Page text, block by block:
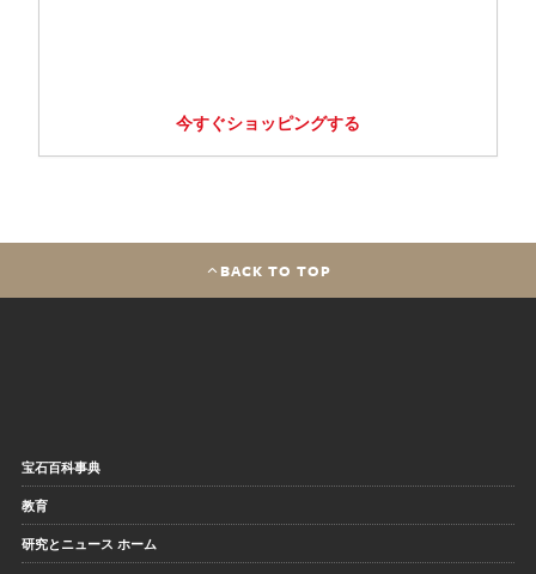
今すぐショッピングする
BACK TO TOP
宝石百科事典
教育
研究とニュース ホーム